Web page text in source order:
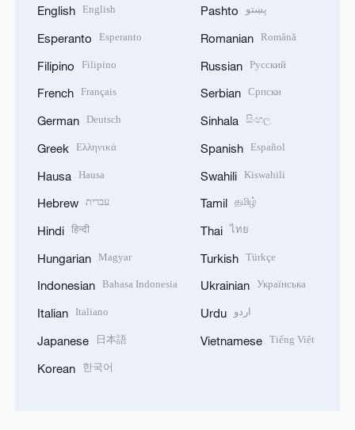
English English
Esperanto Esperanto
Filipino Filipino
French Français
German Deutsch
Greek Ελληνικά
Hausa Hausa
Hebrew עברית
Hindi हिन्दी
Hungarian Magyar
Indonesian Bahasa Indonesia
Italian Italiano
Japanese 日本語
Korean 한국어
Pashto پښتو
Romanian Română
Russian Русский
Serbian Српски
Sinhala සිංහල
Spanish Español
Swahili Kiswahili
Tamil தமிழ்
Thai ไทย
Turkish Türkçe
Ukrainian Українська
Urdu اردو
Vietnamese Tiếng Việt